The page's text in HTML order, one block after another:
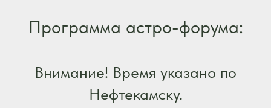
Программа астро-форума:
Внимание! Время указано по
Нефтекамску.